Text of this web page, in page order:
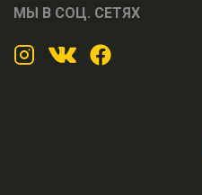
МЫ В СОЦ. СЕТЯХ